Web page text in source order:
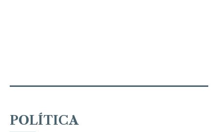
POLÍTICA